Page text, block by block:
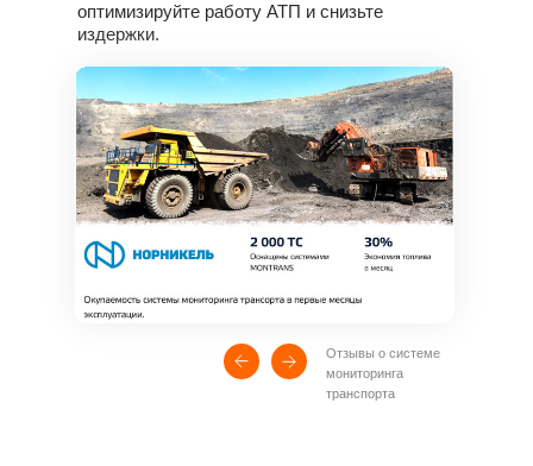
Отзывы о системе
мониторинга
транспорта
оптимизируйте работу АТП и снизьте
издержки.